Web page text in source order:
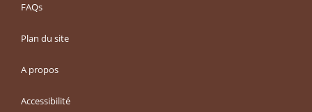
FAQs
Plan du site
A propos
Accessibilité